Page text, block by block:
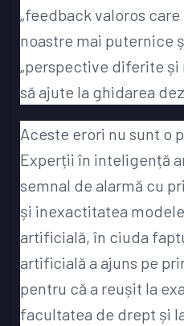
„feedback valoros
noastre mai puternice
„perspective diferite
să ajute la ghidarea
Aceste erori nu sunt o
Experții în inteligență
semnal de alarmă cu
și inexactitatea
artificială, în ciuda
artificială a ajuns pe
pentru că a reușit la
facultatea de drept și